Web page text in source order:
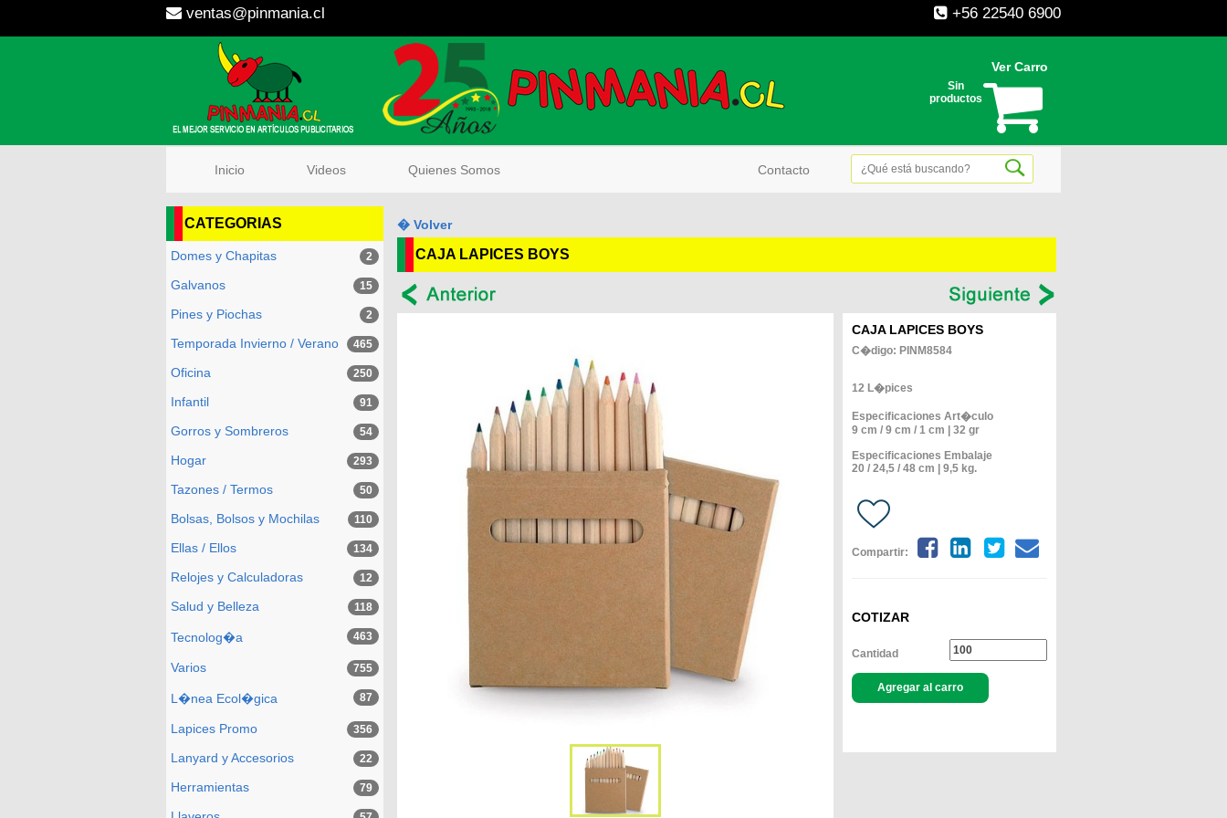
ventas@pinmania.cl +56 22540 6900
Ver Carro
Sin
productos
Inicio Videos Quienes Somos Contacto
CATEGORIAS
Domes y Chapitas 2
Galvanos 15
Pines y Piochas 2
Temporada Invierno / Verano 465
Oficina 250
Infantil 91
Gorros y Sombreros 54
Hogar 293
Tazones / Termos 50
Bolsas, Bolsos y Mochilas 110
Ellas / Ellos 134
Relojes y Calculadoras 12
Salud y Belleza 118
Tecnolog�a 463
Varios 755
L�nea Ecol�gica 87
Lapices Promo 356
Lanyard y Accesorios 22
Herramientas 79
� Volver
CAJA LAPICES BOYS
CAJA LAPICES BOYS
C�digo: PINM8584
12 L�pices
Especificaciones Art�culo
9 cm / 9 cm / 1 cm | 32 gr
Especificaciones Embalaje
20 / 24,5 / 48 cm | 9,5 kg.
Compartir:
COTIZAR
Cantidad
Agregar al carro